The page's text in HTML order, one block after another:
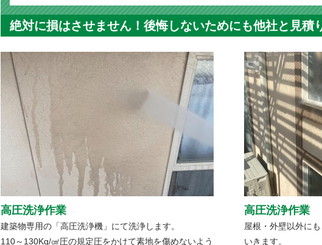
絶対に損はさせません！後悔しないためにも他社と見積
高圧洗浄作業
建築物専用の「高圧洗浄機」にて洗浄します。
110～130Kg/㎠圧の規定圧をかけて素地を傷めないよう
高圧洗浄作業
屋根・外壁以外に
いきます。